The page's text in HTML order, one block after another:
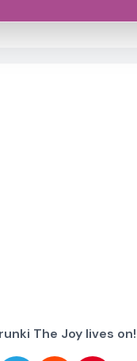
The Joy lives on!